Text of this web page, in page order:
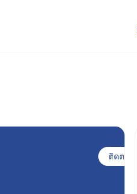
ติดตาม